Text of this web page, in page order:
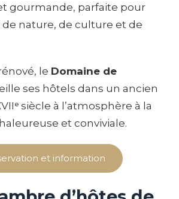
gourmande, parfaite pour
nature, de culture et de
le Domaine de
ses hôtels dans un ancien
siècle à l’atmosphère à la
et conviviale.
et information